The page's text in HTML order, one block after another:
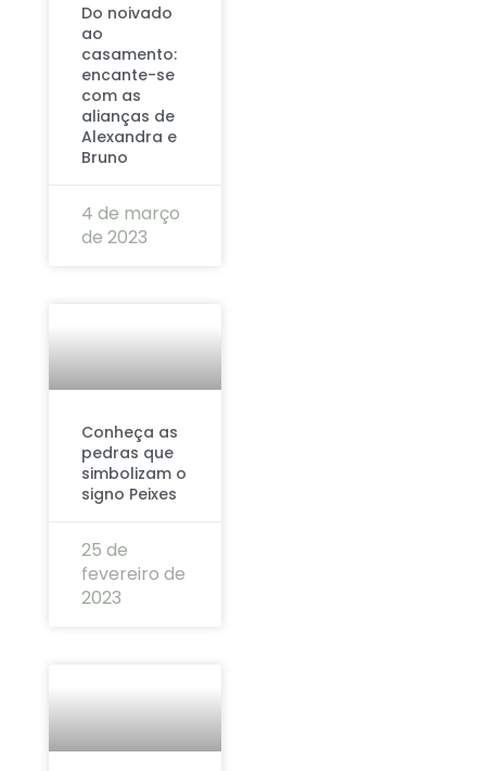
Do noivado
ao
casamento:
encante-se
com as
alianças de
Alexandra e
Bruno
4 de março
de 2023
Conheça as
pedras que
simbolizam o
signo Peixes
25 de
fevereiro de
2023